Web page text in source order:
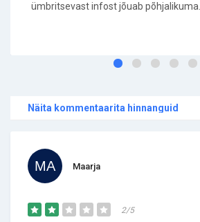
ümbritsevast infost jõuab põhjalikuma...
Näita kommentaarita hinnanguid
Maarja
2/5